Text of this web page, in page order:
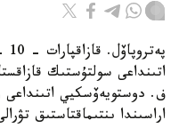
اتىنداعى سولتۇستىك
ف. دوستويەۆسكيي اتىنداعى
اراسىندا ىنتىماقتاستىق